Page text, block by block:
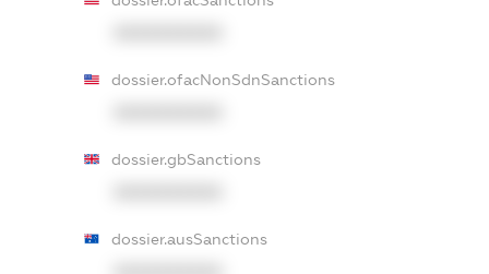
dossier.ofacNonSdnSanctions
dossier.gbSanctions
dossier.ausSanctions